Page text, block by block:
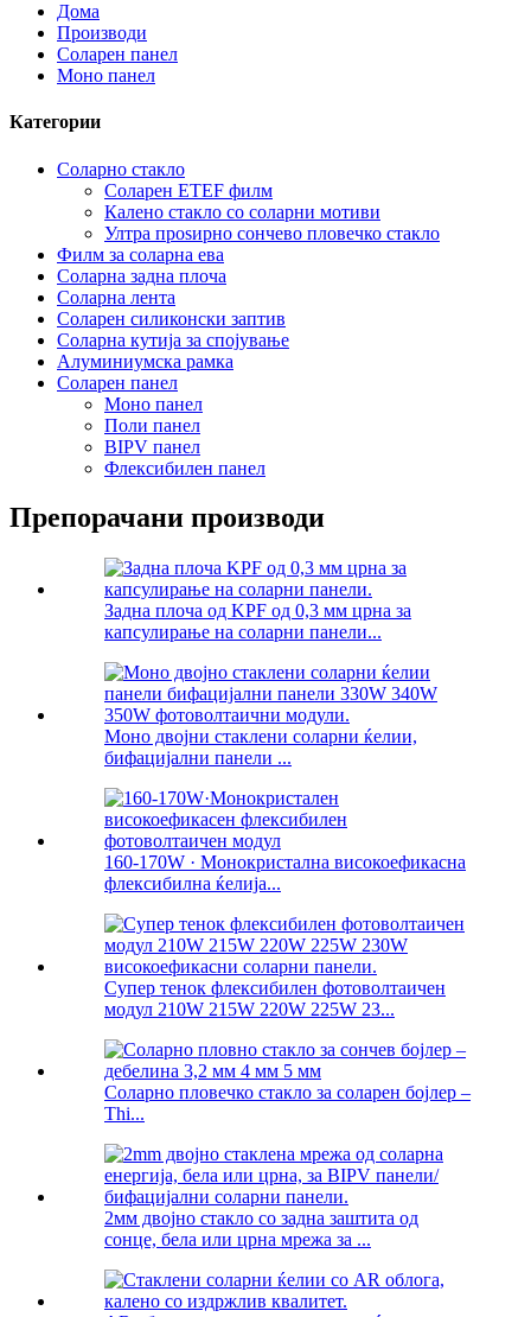
Дома
Производи
Соларен панел
Моно панел
Категории
Соларно стакло
Соларен ETEF филм
Калено стакло со соларни мотиви
Ултра проѕирно сончево пловечко стакло
Филм за соларна ева
Соларна задна плоча
Соларна лента
Соларен силиконски заптив
Соларна кутија за спојување
Алуминиумска рамка
Соларен панел
Моно панел
Поли панел
BIPV панел
Флексибилен панел
Препорачани производи
Задна плоча од KPF од 0,3 мм црна за
капсулирање на соларни панели...
Моно двојни стаклени соларни ќелии,
бифацијални панели ...
160-170W · Монокристална високоефикасна
флексибилна ќелија...
Супер тенок флексибилен фотоволтаичен
модул 210W 215W 220W 225W 23...
Соларно пловечко стакло за соларен бојлер –
Thi...
2мм двојно стакло со задна заштита од
сонце, бела или црна мрежа за ...